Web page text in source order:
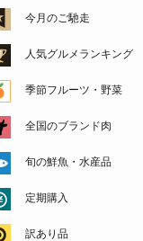
今月のご馳走
人気グルメランキング
季節フルーツ・野菜
全国のブランド肉
旬の鮮魚・水産品
定期購入
訳あり品